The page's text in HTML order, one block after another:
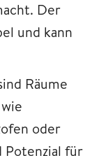
Der
und kann
Räume
oder
Potenzial für